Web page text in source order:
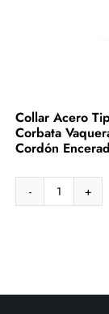
Collar Acero
Corbata
Cordón
Collar
Cordón